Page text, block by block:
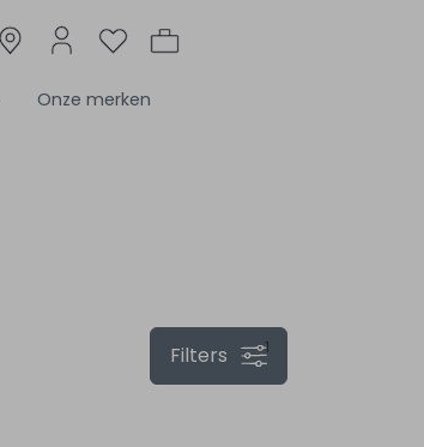
Onze merken
1
Filters